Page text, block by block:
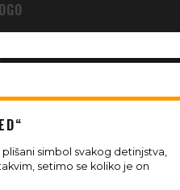
plišani simbol svakog detinjstva,
setimo se koliko je on